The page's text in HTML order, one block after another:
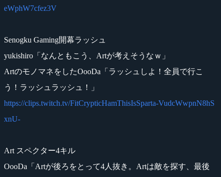
eWphW7cfez3V
Senogku Gaming開幕ラッシュ
yukishiro「なんともこう、Artが考えそうなｗ」
ArtのモノマネをしたOooDa「ラッシュしよ！全員で行こ
う！ラッシュラッシュ！」
https://clips.twitch.tv/FitCrypticHamThisIsSparta-VudcWwpnN8hS
xnU-
Art スペクター4キル
OooDa「Artが後ろをとって4人抜き。Artは敵を探す、最後